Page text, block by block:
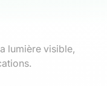
lumière visible,